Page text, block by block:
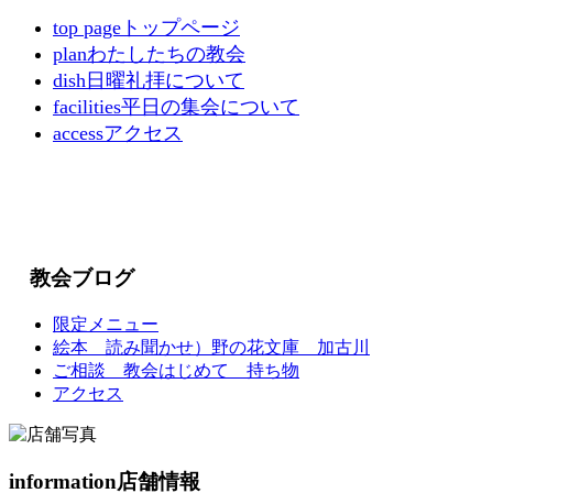
top page トップページ
planわたしたちの教会
dish 日曜礼拝について
facilities平日の集会について
accessアクセス
教会ブログ
限定メニュー
絵本 読み聞かせ）野の花文庫 加古川
ご相談 教会はじめて 持ち物
アクセス
information店舗情報